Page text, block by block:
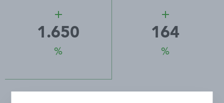
add
1.651
%
add
164
%